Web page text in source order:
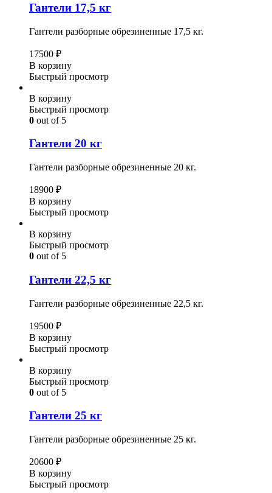
Гантели 17,5 кг
Гантели разборные обрезиненные 17,5 кг.
17500 ₽
В корзину
Быстрый просмотр
В корзину
Быстрый просмотр
0 out of 5
Гантели 20 кг
Гантели разборные обрезиненные 20 кг.
18900 ₽
В корзину
Быстрый просмотр
В корзину
Быстрый просмотр
0 out of 5
Гантели 22,5 кг
Гантели разборные обрезиненные 22,5 кг.
19500 ₽
В корзину
Быстрый просмотр
В корзину
Быстрый просмотр
0 out of 5
Гантели 25 кг
Гантели разборные обрезиненные 25 кг.
20600 ₽
В корзину
Быстрый просмотр